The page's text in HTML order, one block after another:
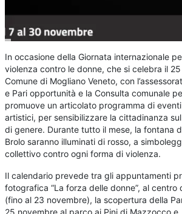
In occasione della Giornata internazionale
violenza contro le donne, che si celebra il
Comune di Mogliano Veneto, con
e Pari opportunità e la Consulta comunale
promuove un articolato programma di
artistici, per sensibilizzare la cittadinanza
di genere. Durante tutto il mese, la fontana
Brolo saranno illuminati di rosso, a
collettivo contro ogni forma di violenza.
Il calendario prevede tra gli appuntamenti
fotografica “La forza delle donne”, al centro
(fino al 23 novembre), la scopertura della